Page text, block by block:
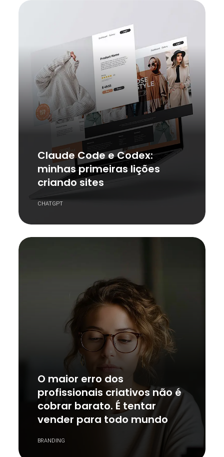
Claude Code e Codex:
minhas primeiras lições
criando sites
CHATGPT
O maior erro dos
profissionais criativos não é
cobrar barato. É tentar
vender para todo mundo
BRANDING